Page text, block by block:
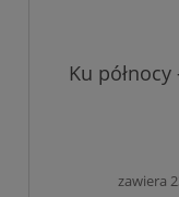
Ku
zawiera